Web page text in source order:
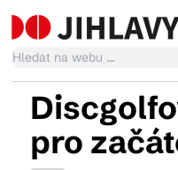
Kalendář akcí
pro